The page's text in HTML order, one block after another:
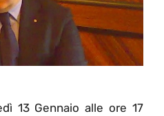
13 Gennaio alle ore 17